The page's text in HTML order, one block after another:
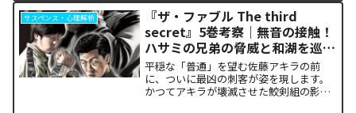
ど熱く焦がすのでしょうか。本記事で
は、13巻で明かされた驚愕...
サスペンス・心理解析
『ザ・ファブル The third
secret』5巻考察｜無音の接触！
ハサミの兄弟の脅威と和湖を巡る
因縁の真相
平穏な「普通」を望む佐藤アキラの前
に、ついに最凶の刺客が姿を現します。
かつてアキラが壊滅させた鮫剣組の影に